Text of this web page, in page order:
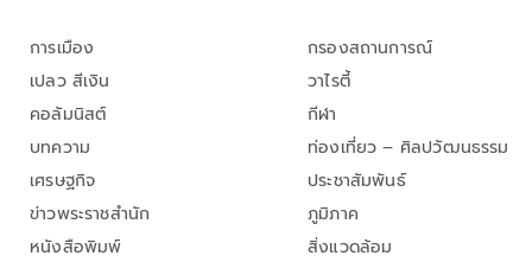
การเมือง
เปลว สีเงิน
คอลัมนิสต์
บทความ
เศรษฐกิจ
ข่าวพระราชสำนัก
หนังสือพิมพ์
กรองสถานการณ์
วาไรตี้
กีฬา
ท่องเที่ยว – ศิลปวัฒนธรรม
ประชาสัมพันธ์
ภูมิภาค
สิ่งแวดล้อม